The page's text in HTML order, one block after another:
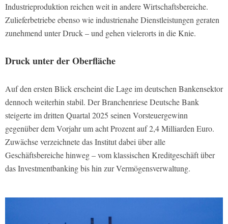
Industrieproduktion reichen weit in andere Wirtschaftsbereiche.
Zulieferbetriebe ebenso wie industrienahe Dienstleistungen geraten
zunehmend unter Druck – und gehen vielerorts in die Knie.
Druck unter der Oberfläche
Auf den ersten Blick erscheint die Lage im deutschen Bankensektor
dennoch weiterhin stabil. Der Branchenriese Deutsche Bank
steigerte im dritten Quartal 2025 seinen Vorsteuergewinn
gegenüber dem Vorjahr um acht Prozent auf 2,4 Milliarden Euro.
Zuwächse verzeichnete das Institut dabei über alle
Geschäftsbereiche hinweg – vom klassischen Kreditgeschäft über
das Investmentbanking bis hin zur Vermögensverwaltung.